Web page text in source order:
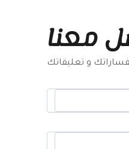
معنا
و تعليقاتك